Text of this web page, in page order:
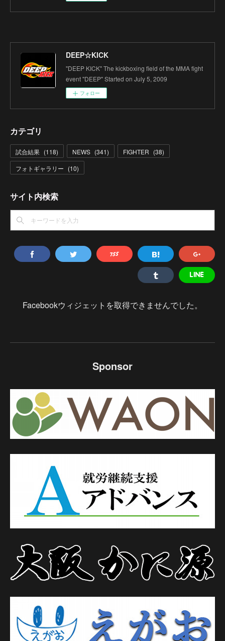
DEEP☆KICK
"DEEP KICK" The kickboxing field of the MMA fight
event "DEEP" Started on July 5, 2009
フォロー
カテゴリ
試合結果 (118) NEWS (341) FIGHTER (38)
フォトギャラリー (10)
サイト内検索
Facebookウィジェットを取得できませんでした。
Sponsor